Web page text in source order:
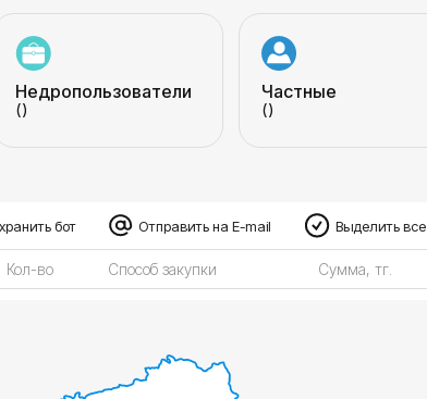
Недропользователи
()
Частные
()
бот Отправить на E-mail Выделить все
Кол-во Способ закупки Сумма, тг.